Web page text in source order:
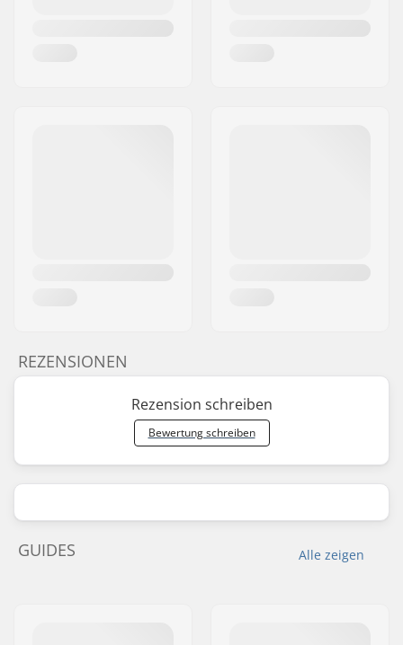
REZENSIONEN
Rezension schreiben
Bewertung schreiben
Alle zeigen
GUIDES